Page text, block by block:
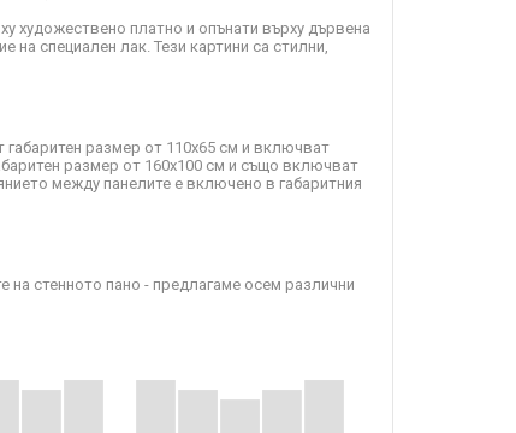
художествено платно и опънати върху дървена
на специален лак. Тези картини са стилни,
размер от 110х65 см и включват
размер от 160х100 см и също включват
между панелите е включено в габаритния
стенното пано - предлагаме осем различни